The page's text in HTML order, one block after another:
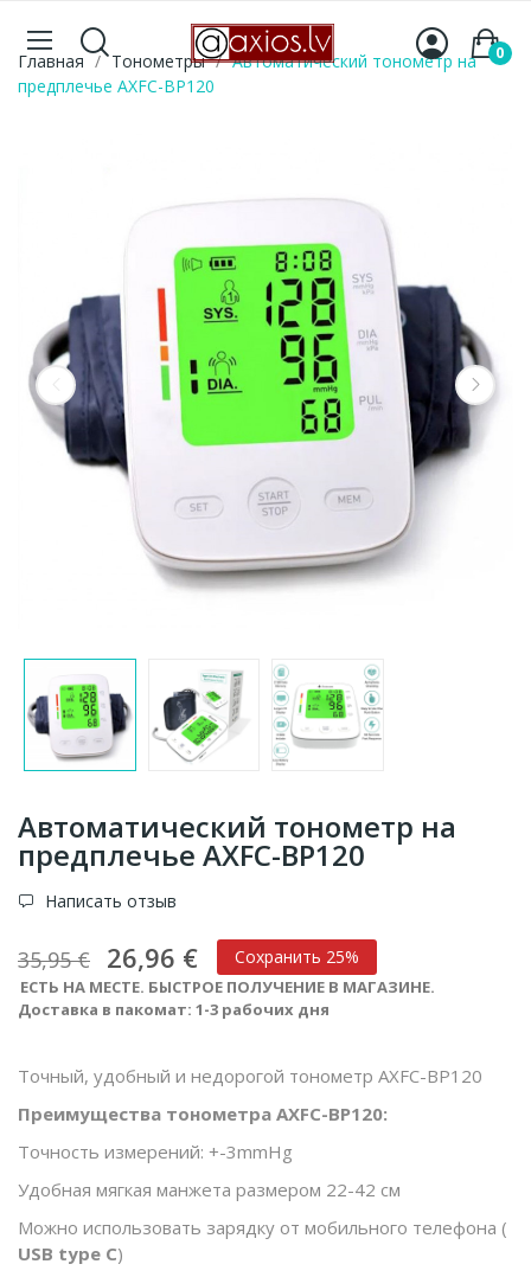
0
Главная Тонометры
Автоматический тонометр на
предплечье AXFC-BP120
Автоматический тонометр на
предплечье AXFC-BP120
Написать отзыв
35,95 € 26,96 € Сохранить 25%
ЕСТЬ НА МЕСТЕ. БЫСТРОЕ ПОЛУЧЕНИЕ В МАГАЗИНЕ.
Доставка в пакомат: 1-3 рабочих дня
Точный, удобный и недорогой тонометр AXFC-BP120
Преимущества тонометра AXFC-BP120:
Точность измерений: +-3mmHg
Удобная мягкая манжета размером 22-42 см
Можно использовать зарядку от мобильного телефона (
USB type C)